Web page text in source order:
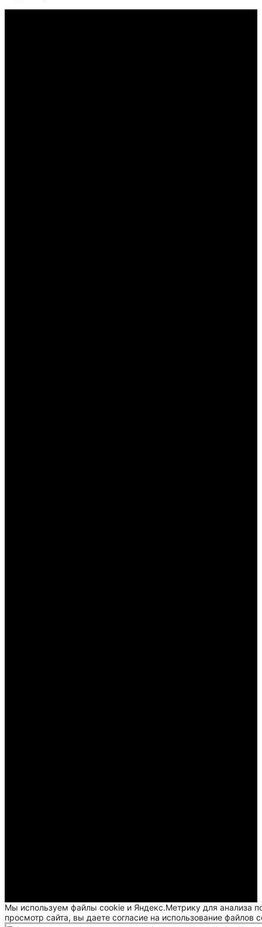
Мы используем файлы cookie и Яндекс.Метрику для анализа
просмотр сайта, вы даете согласие на использование файлов